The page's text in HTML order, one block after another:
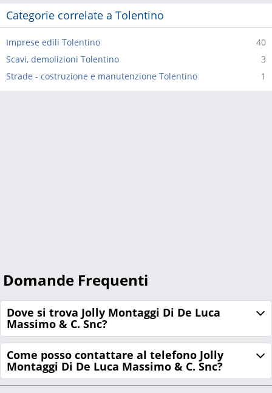
Categorie correlate a Tolentino
40
Imprese edili Tolentino
3
Scavi, demolizioni Tolentino
1
Strade - costruzione e manutenzione Tolentino
Domande Frequenti
Dove si trova Jolly Montaggi Di De Luca
Massimo & C. Snc?
Come posso contattare al telefono Jolly
Montaggi Di De Luca Massimo & C. Snc?